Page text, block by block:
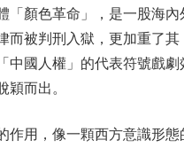
「顏色革命」，是一股海
而被判刑入獄，更加重了
中國人權」的代表符號戲
而出。
作用，像一顆西方意識形